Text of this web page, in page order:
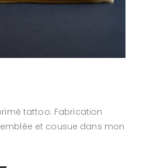
tattoo. Fabrication
et cousue dans mon